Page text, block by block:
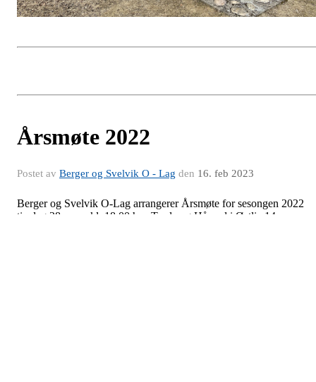
Årsmøte 2022
Postet av Berger og Svelvik O - Lag den 16. feb 2023
Berger og Svelvik O-Lag arrangerer Årsmøte for sesongen 2022
tirsdag 28. mars kl. 18.00 hos Trude og Håvard i Østlia 14.